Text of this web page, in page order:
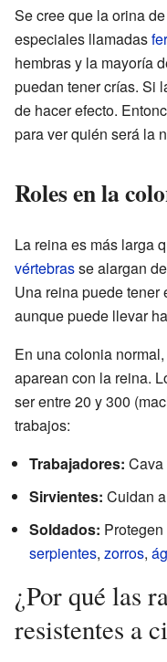
Se cree que la orina
especiales llamadas
hembras y la mayoría
puedan tener crías. Si
de hacer efecto.
para ver quién será la
Roles en la
La reina es más larga
vértebrasse alargan
Una reina puede tener
aunque puede llevar
En una colonia
aparean con la reina.
ser entre 20 y 300
trabajos:
Trabajadores: Cava
Sirvientes: Cuidan
Soldados:
serpientes, zorros,
¿Por qué las
resistentes a